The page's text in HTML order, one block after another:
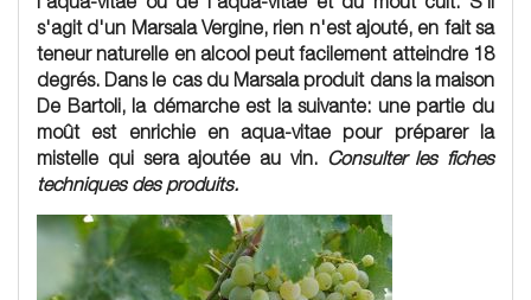
s'agit d'un Marsala Vergine, rien n'est ajouté, en fait sa
teneur naturelle en alcool peut facilement atteindre 18
degrés. Dans le cas du Marsala produit dans la maison
De Bartoli, la démarche est la suivante: une partie du
moût est enrichie en aqua-vitae pour préparer la
mistelle qui sera ajoutée au vin. Consulter les fiches
techniques des produits.